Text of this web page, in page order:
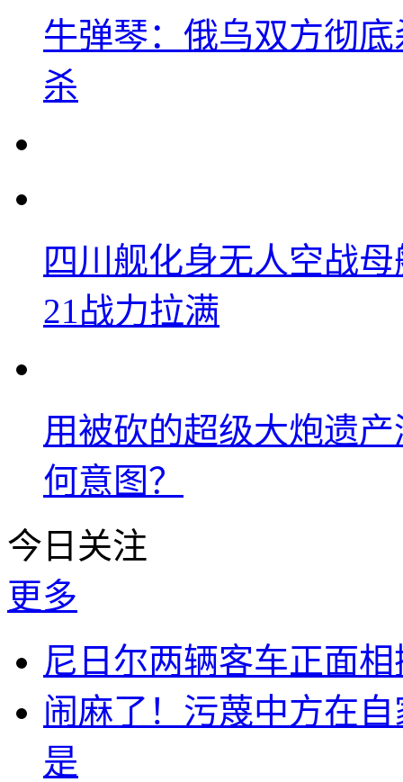
牛弹琴：俄乌双方彻
杀
四川舰化身无人空战
21战力拉满
用被砍的超级大炮遗
何意图？
今日关注
更多
尼日尔两辆客车正面
闹麻了！污蔑中方在
是